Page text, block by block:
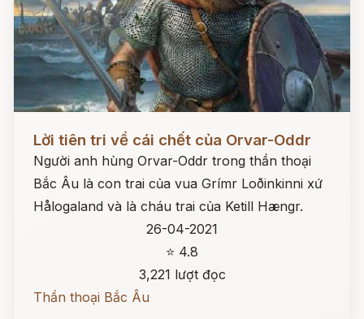
Lời tiên tri về cái chết của Orvar-Oddr
Người anh hùng Orvar-Oddr trong thần thoại
Bắc Âu là con trai của vua Grímr Loðinkinni xứ
Hålogaland và là cháu trai của Ketill Hængr.
26-04-2021
⭐ 4.8
3,221 lượt đọc
Thần thoại Bắc Âu